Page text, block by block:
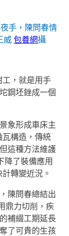
手，陳問春情
威 包養網攝
，就是用手
鋼坯銼成一個
象形成車床主
瓦構造，傳統
這種方法維護
降了裝備應用
轉變近況。
陳問春總結出
鼎力切削，疾
補綴工期延長
了可貴的生孩